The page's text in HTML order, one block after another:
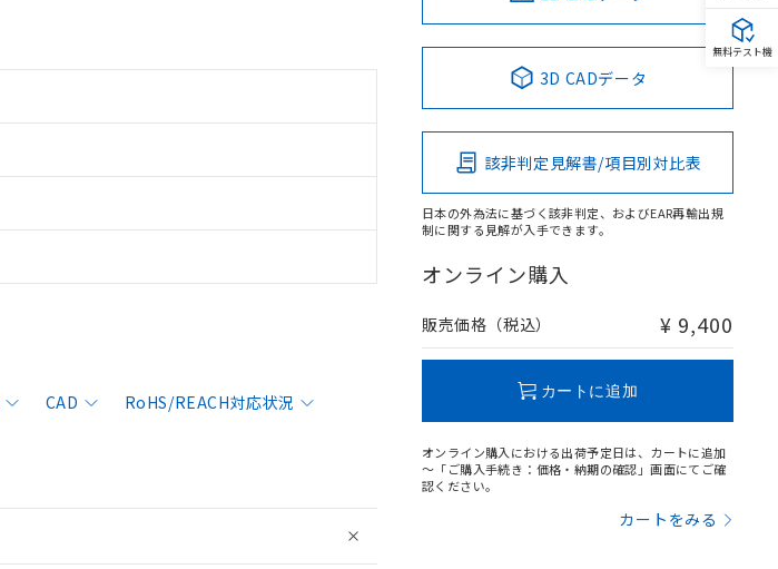
CAD
RoHS/REACH対応状況
3D CADデータ
該非判定見解書/項目別対比表
日本の外為法に基づく該非判定、およびEAR再輸出規
制に関する見解が入手できます。
オンライン購入
販売価格（税込） ¥ 9,400
カートに追加
オンライン購入における出荷予定日は、カートに追加
～「ご購入手続き：価格・納期の確認」画面にてご確
認ください。
カートをみる
無料テスト機